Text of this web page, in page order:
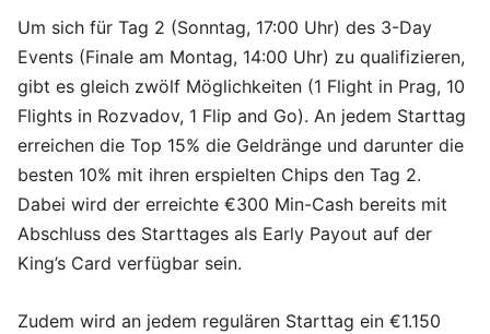
Um sich für Tag 2 (Sonntag, 17:00 Uhr) des 3-Day
Events (Finale am Montag, 14:00 Uhr) zu qualifizieren,
gibt es gleich zwölf Möglichkeiten (1 Flight in Prag, 10
Flights in Rozvadov, 1 Flip and Go). An jedem Starttag
erreichen die Top 15% die Geldränge und darunter die
besten 10% mit ihren erspielten Chips den Tag 2.
Dabei wird der erreichte €300 Min-Cash bereits mit
Abschluss des Starttages als Early Payout auf der
King’s Card verfügbar sein.
Zudem wird an jedem regulären Starttag ein €1.150